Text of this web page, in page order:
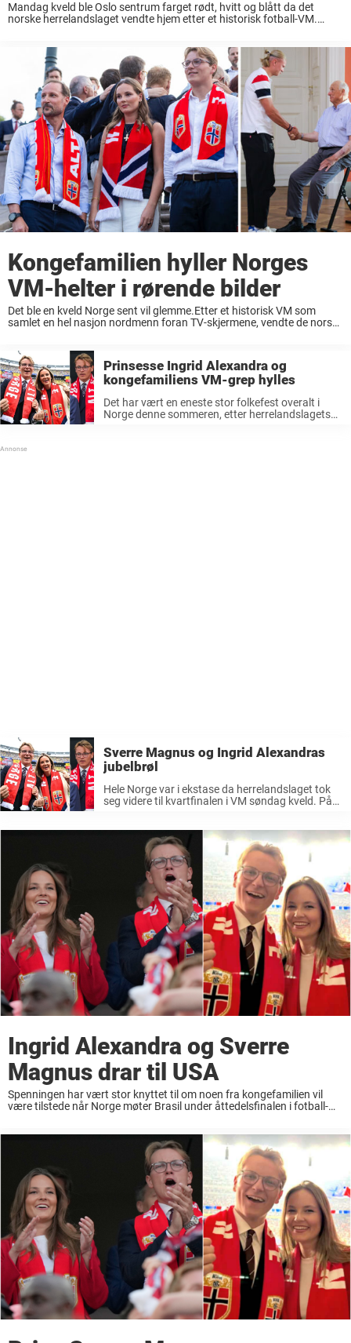
Mandag kveld ble Oslo sentrum farget rødt, hvitt og blått da det
norske herrelandslaget vendte hjem etter et historisk fotball-VM.
Kongefamilien hyller Norges
VM-helter i rørende bilder
Det ble en kveld Norge sent vil glemme.Etter et historisk VM som
samlet en hel nasjon nordmenn foran TV-skjermene, vendte de norske
Prinsesse Ingrid Alexandra og
kongefamiliens VM-grep hylles
Det har vært en eneste stor folkefest overalt i
Norge denne sommeren, etter herrelandslagets
Sverre Magnus og Ingrid Alexandras
jubelbrøl
Hele Norge var i ekstase da herrelandslaget tok
seg videre til kvartfinalen i VM søndag kveld. På
og prins Sverre Magnus (20) fikk kjenne den
euforiske ...
Ingrid Alexandra og Sverre
Magnus drar til USA
Spenningen har vært stor knyttet til om noen fra kongefamilien vil
være tilstede når Norge møter Brasil under åttedelsfinalen i fotball-